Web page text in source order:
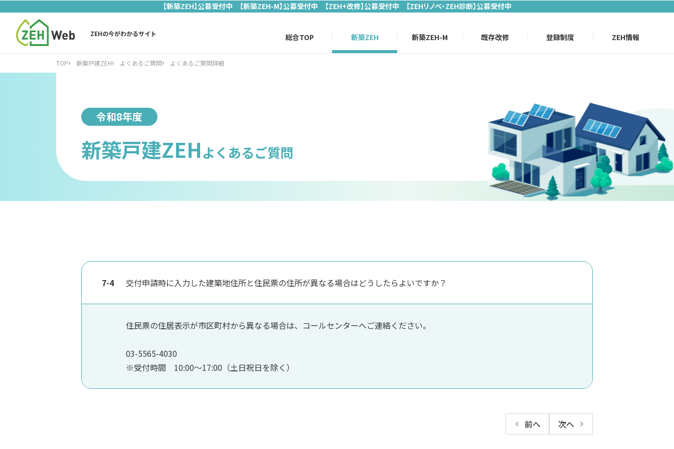
【新築ZEH】公募受付中 【新築ZEH-M】公募受付中 【ZEH+改修】公募受付中 【ZEHリノベ・ZEH診断】公募受付中
ZEHの今がわかるサイト 総合TOP 新築ZEH 新築ZEH-M 既存改修 登録制度 ZEH情報
TOP 新築戸建ZEH よくあるご質問 よくあるご質問詳細
令和8年度
新築戸建ZEHよくあるご質問
7-4 交付申請時に入力した建築地住所と住民票の住所が異なる場合はどうしたらよいですか？
住民票の住居表示が市区町村から異なる場合は、コールセンターへご連絡ください。
03-5565-4030
※受付時間 10:00～17:00（土日祝日を除く）